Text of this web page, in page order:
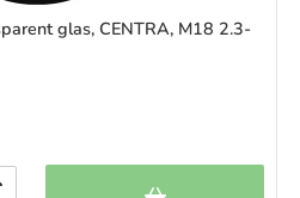
glas, CENTRA, M18 2.3-